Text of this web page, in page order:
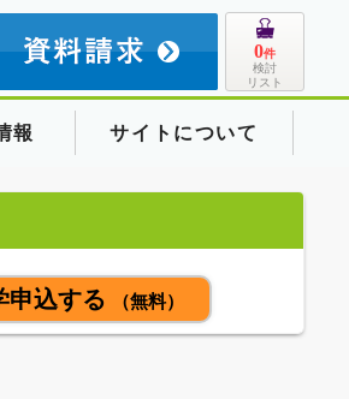
0件
検討
リスト
報 サイトについて
申込する （無料）